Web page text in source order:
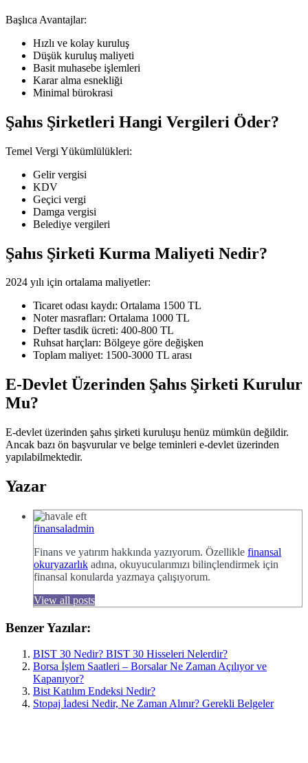
Başlıca Avantajlar:
Hızlı ve kolay kuruluş
Düşük kuruluş maliyeti
Basit muhasebe işlemleri
Karar alma esnekliği
Minimal bürokrasi
Şahıs Şirketleri Hangi Vergileri Öder?
Temel Vergi Yükümlülükleri:
Gelir vergisi
KDV
Geçici vergi
Damga vergisi
Belediye vergileri
Şahıs Şirketi Kurma Maliyeti Nedir?
2024 yılı için ortalama maliyetler:
Ticaret odası kaydı: Ortalama 1500 TL
Noter masrafları: Ortalama 1000 TL
Defter tasdik ücreti: 400-800 TL
Ruhsat harçları: Bölgeye göre değişken
Toplam maliyet: 1500-3000 TL arası
E-Devlet Üzerinden Şahıs Şirketi Kurulur
Mu?
E-devlet üzerinden şahıs şirketi kuruluşu henüz mümkün değildir.
Ancak bazı ön başvurular ve belge teminleri e-devlet üzerinden
yapılabilmektedir.
Yazar
finansaladmin
Finans ve yatırım hakkında yazıyorum. Özellikle finansal
okuryazarlık adına, okuyucularımızı bilinçlendirmek için
finansal konularda yazmaya çalışıyorum.
View all posts
Benzer Yazılar:
BIST 30 Nedir? BIST 30 Hisseleri Nelerdir?
Borsa İşlem Saatleri – Borsalar Ne Zaman Açılıyor ve
Kapanıyor?
Bist Katılım Endeksi Nedir?
Stopaj İadesi Nedir, Ne Zaman Alınır? Gerekli Belgeler